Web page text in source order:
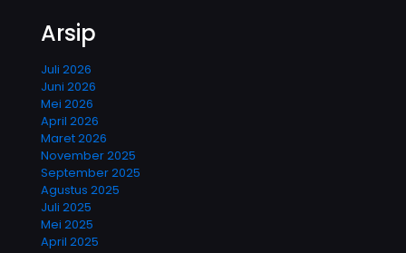
Arsip
Juli 2026
Juni 2026
Mei 2026
April 2026
Maret 2026
November 2025
September 2025
Agustus 2025
Juli 2025
Mei 2025
April 2025